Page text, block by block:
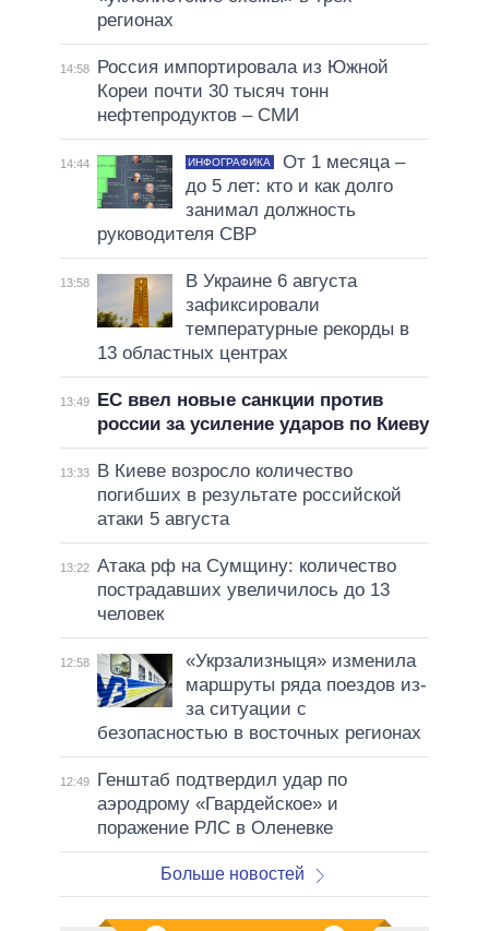
регионах
14:58
Россия импортировала из Южной
Кореи почти 30 тысяч тонн
нефтепродуктов – СМИ
14:44 ИНФОГРАФИКА
От 1 месяца –
до 5 лет: кто и как долго
занимал должность
руководителя СВР
13:58
В Украине 6 августа
зафиксировали
температурные рекорды в
13 областных центрах
13:49
ЕС ввел новые санкции против
россии за усиление ударов по Киеву
13:33
В Киеве возросло количество
погибших в результате российской
атаки 5 августа
13:22 Атака рф на Сумщину: количество
пострадавших увеличилось до 13
человек
12:58
«Укрзализныця» изменила
маршруты ряда поездов из-
за ситуации с
безопасностью в восточных регионах
12:49
Генштаб подтвердил удар по
аэродрому «Гвардейское» и
поражение РЛС в Оленевке
Больше новостей